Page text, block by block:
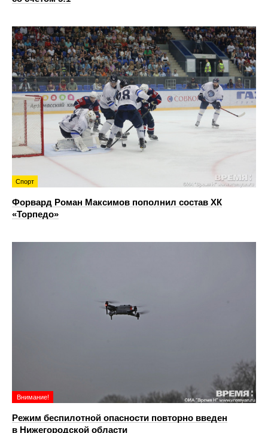
Спорт
Форвард Роман Максимов пополнил состав ХК
«Торпедо»
Внимание!
Режим беспилотной опасности повторно введен
в Нижегородской области